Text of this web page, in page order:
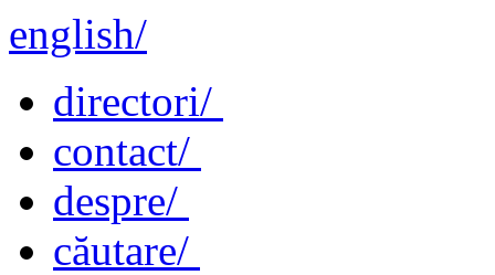
english/
directori/
contact/
despre/
căutare/